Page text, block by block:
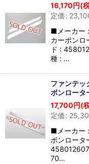
16,170円(
定価:
■メーカー
カーボン
ド :
種 : …
ファンテ
ボンロータ
17,700円(
定価:
■メーカー
ボンロー
70…